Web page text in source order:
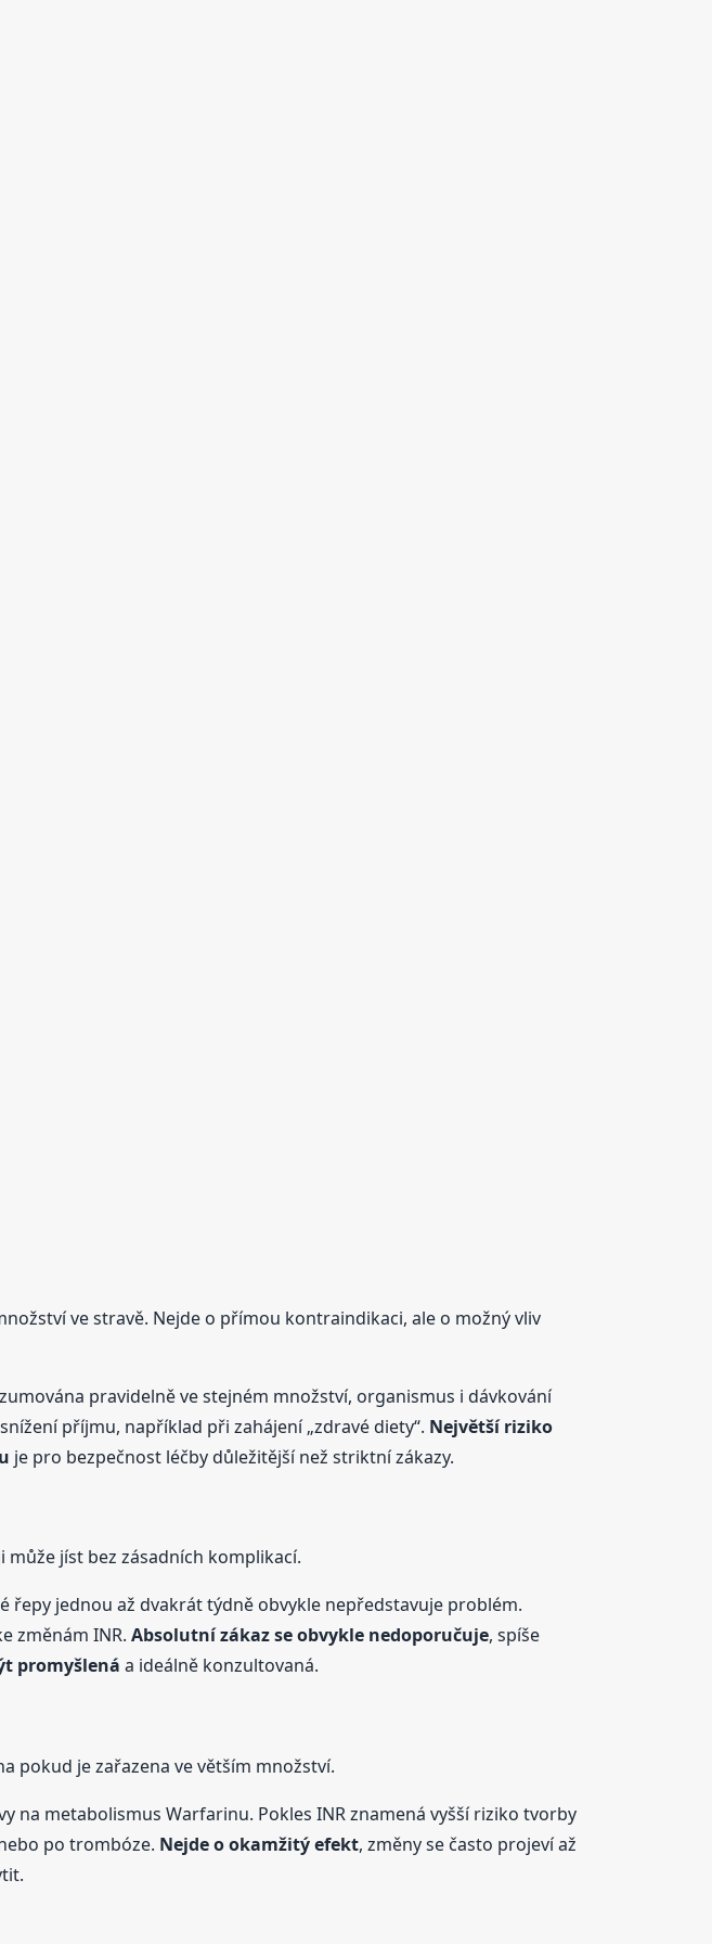
ve stravě. Nejde o přímou kontraindikaci, ale o možný vliv
pravidelně ve stejném množství, organismus i dávkování
příjmu, například při zahájení „zdravé diety“. Největší riziko
je pro bezpečnost léčby důležitější než striktní zákazy.
jíst bez zásadních komplikací.
řepy jednou až dvakrát týdně obvykle nepředstavuje problém.
změnám INR. Absolutní zákaz se obvykle nedoporučuje, spíše
promyšlená a ideálně konzultovaná.
pokud je zařazena ve větším množství.
na metabolismus Warfarinu. Pokles INR znamená vyšší riziko tvorby
po trombóze. Nejde o okamžitý efekt, změny se často projeví až